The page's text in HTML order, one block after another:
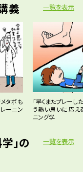
義
タボも
ーニン
「早くまたプレーし
う熱い思いに応え
ニング学
一覧を表示
」の
一覧を表示